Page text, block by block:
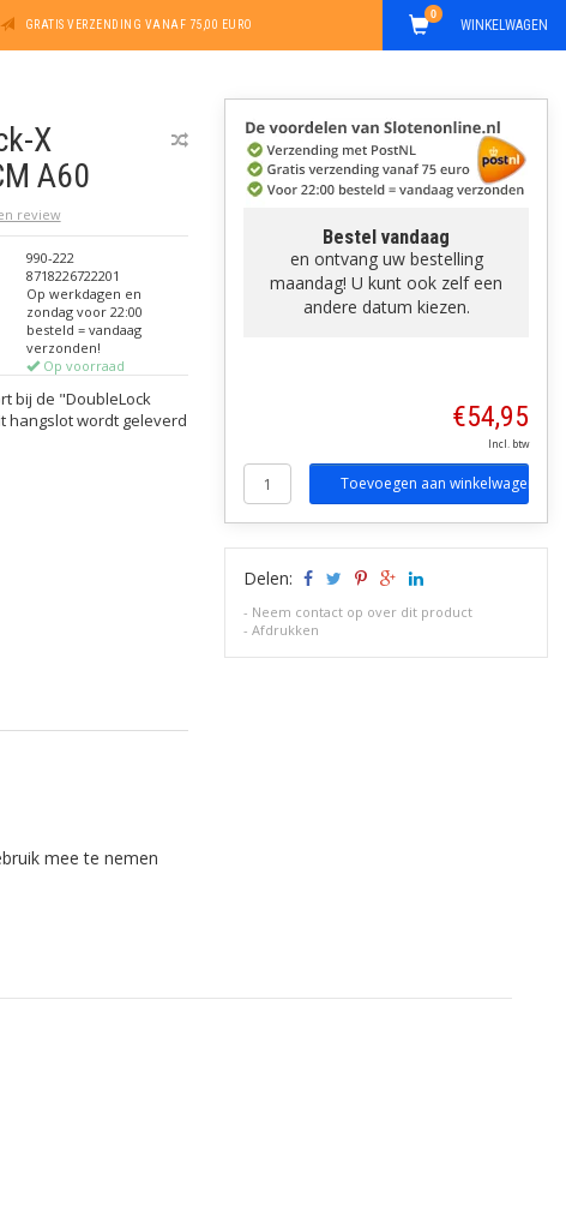
GRATIS VERZENDING VANAF 75,00 EURO WINKELWAGEN
0
X
A60
review
990-222
8718226722201
Op werkdagen en
zondag voor 22:00
besteld = vandaag
verzonden!
Op voorraad
bij de "DoubleLock
hangslot wordt geleverd
mee te nemen
Bestel vandaag
en ontvang uw bestelling
maandag! U kunt ook zelf een
andere datum kiezen.
€54,95
Incl. btw
Toevoegen aan winkelwagen
Delen:
- Neem contact op over dit product
-Afdrukken